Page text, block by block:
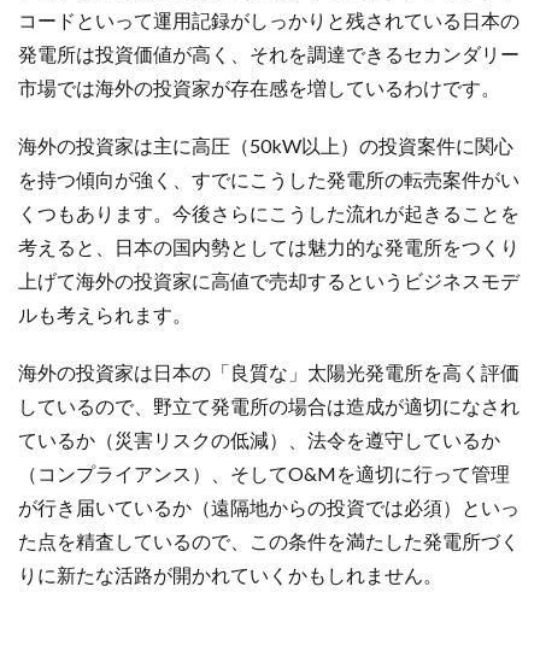
コードといって運用記録がしっかりと残されている日本の
発電所は投資価値が高く、それを調達できるセカンダリー
市場では海外の投資家が存在感を増しているわけです。
海外の投資家は主に高圧（50kW以上）の投資案件に関心
を持つ傾向が強く、すでにこうした発電所の転売案件がい
くつもあります。今後さらにこうした流れが起きることを
考えると、日本の国内勢としては魅力的な発電所をつくり
上げて海外の投資家に高値で売却するというビジネスモデ
ルも考えられます。
海外の投資家は日本の「良質な」太陽光発電所を高く評価
しているので、野立て発電所の場合は造成が適切になされ
ているか（災害リスクの低減）、法令を遵守しているか
（コンプライアンス）、そしてO&Mを適切に行って管理
が行き届いているか（遠隔地からの投資では必須）といっ
た点を精査しているので、この条件を満たした発電所づく
りに新たな活路が開かれていくかもしれません。